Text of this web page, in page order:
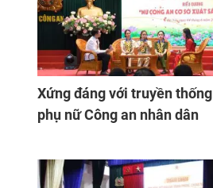
Xứng đáng với truyền thống
phụ nữ Công an nhân dân